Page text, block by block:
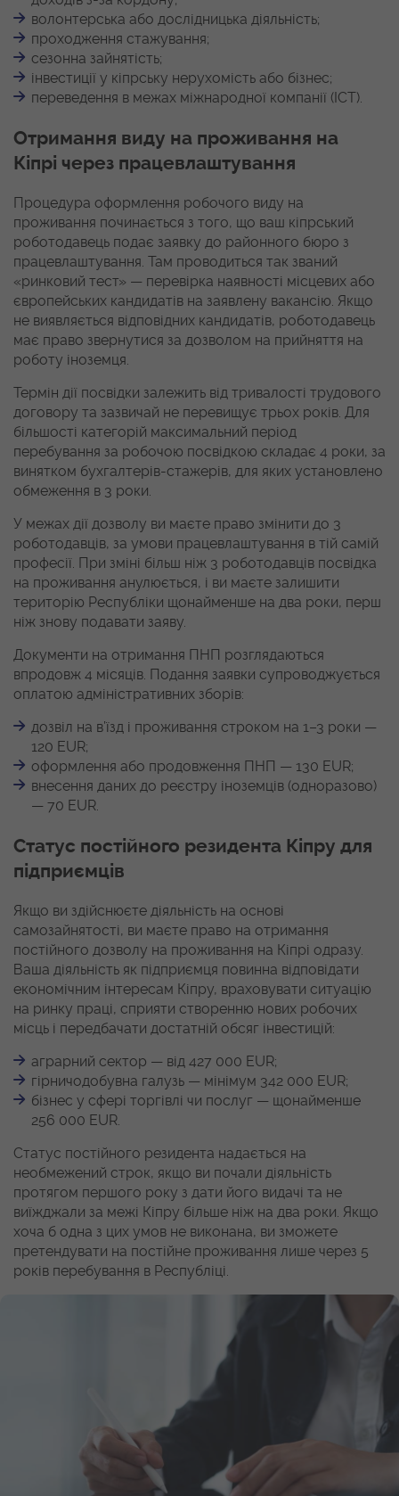
волонтерська або дослідницька діяльність;
проходження стажування;
сезонна зайнятість;
інвестиції у кіпрську нерухомість або бізнес;
переведення в межах міжнародної компанії (ICT).
Отримання виду на проживання на
Кіпрі через працевлаштування
Процедура оформлення робочого виду на
проживання починається з того, що ваш кіпрський
роботодавець подає заявку до районного бюро з
працевлаштування. Там проводиться так званий
«ринковий тест» — перевірка наявності місцевих або
європейських кандидатів на заявлену вакансію. Якщо
не виявляється відповідних кандидатів, роботодавець
має право звернутися за дозволом на прийняття на
роботу іноземця.
Термін дії посвідки залежить від тривалості трудового
договору та зазвичай не перевищує трьох років. Для
більшості категорій максимальний період
перебування за робочою посвідкою складає 4 роки, за
винятком бухгалтерів-стажерів, для яких установлено
обмеження в 3 роки.
У межах дії дозволу ви маєте право змінити до 3
роботодавців, за умови працевлаштування в тій самій
професії. При зміні більш ніж 3 роботодавців посвідка
на проживання анулюється, і ви маєте залишити
територію Республіки щонайменше на два роки, перш
ніж знову подавати заяву.
Документи на отримання ПНП розглядаються
впродовж 4 місяців. Подання заявки супроводжується
оплатою адміністративних зборів:
дозвіл на в’їзд і проживання строком на 1–3 роки —
120 EUR;
оформлення або продовження ПНП — 130 EUR;
внесення даних до реєстру іноземців (одноразово)
— 70 EUR.
Статус постійного резидента Кіпру для
підприємців
Якщо ви здійснюєте діяльність на основі
самозайнятості, ви маєте право на отримання
постійного дозволу на проживання на Кіпрі одразу.
Ваша діяльність як підприємця повинна відповідати
економічним інтересам Кіпру, враховувати ситуацію
на ринку праці, сприяти створенню нових робочих
місць і передбачати достатній обсяг інвестицій:
аграрний сектор — від 427 000 EUR;
гірничодобувна галузь — мінімум 342 000 EUR;
бізнес у сфері торгівлі чи послуг — щонайменше
256 000 EUR.
Статус постійного резидента надається на
необмежений строк, якщо ви почали діяльність
протягом першого року з дати його видачі та не
виїжджали за межі Кіпру більше ніж на два роки. Якщо
хоча б одна з цих умов не виконана, ви зможете
претендувати на постійне проживання лише через 5
років перебування в Республіці.